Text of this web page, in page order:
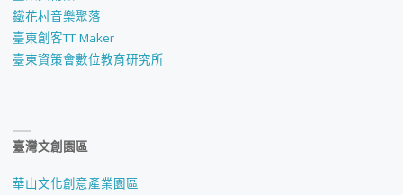
鐵花村音樂聚落
臺東創客TT Maker
臺東資策會數位教育研究所
臺灣文創園區
華山文化創意產業園區